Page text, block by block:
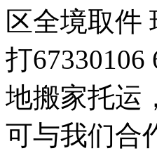
区全境取件
打67330106
地搬家托运
可与我们合